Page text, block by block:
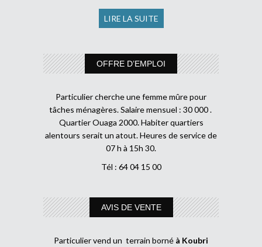
LIRE LA SUITE
OFFRE D’EMPLOI
Particulier cherche une femme mûre pour
tâches ménagères. Salaire mensuel : 30 000 .
Quartier Ouaga 2000. Habiter quartiers
alentours serait un atout. Heures de service de
07 h à 15h 30.
Tél : 64 04 15 00
AVIS DE VENTE
Particulier vend un terrain borné à Koubri